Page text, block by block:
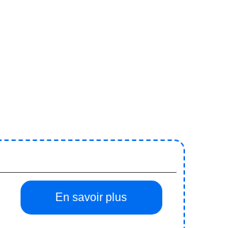
En savoir plus